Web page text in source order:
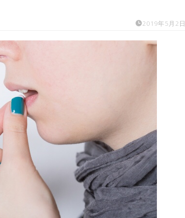
2019年5月2日